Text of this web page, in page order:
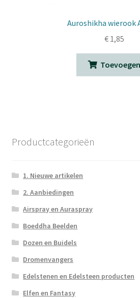
Auroshikha wierook
€1,85
Toevoegen
Productcategorieën
1. Nieuwe artikelen
2. Aanbiedingen
Airspray en Auraspray
Boeddha Beelden
Dozen en Buidels
Dromenvangers
Edelstenen en Edelsteen producten
Elfen en Fantasy